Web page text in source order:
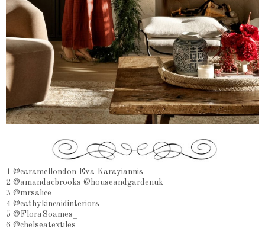
1 @caramellondon Eva Karayiannis
2 @amandacbrooks @houseandgardenuk
3 @mrsalice
4 @cathykincaidinteriors
5 @FloraSoames_
6 @chelseatextiles